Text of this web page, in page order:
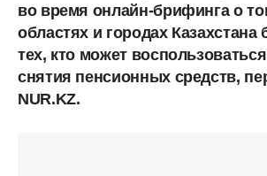
во время онлайн-брифинга о
областях и городах Казахстана
тех, кто может
снятия пенсионных средств,
NUR.KZ.